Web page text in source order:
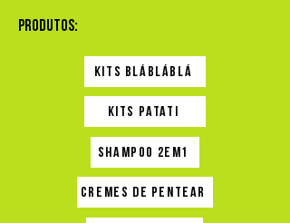
Produtos:
Kits Blábláblá
Kits Patati
Shampoo 2em1
Cremes de Pentear